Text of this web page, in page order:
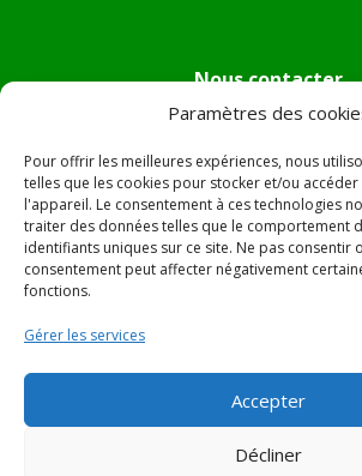
Paramètres des
Pour offrir les meilleures expériences, nous
telles que les cookies pour stocker et/ou
l'appareil. Le consentement à ces technologies
traiter des données telles que le comportement
identifiants uniques sur ce site. Ne pas consentir
consentement peut affecter négativement
fonctions.
Gérer les services
Accepter
Décliner
Nous contacter
Tél :04.95.36.24.02
Mail:
Adresse :Hôtel de ville de
Le village
20230 Pietra di Verde
© 2022 Mairie de Pietra Di Verde –